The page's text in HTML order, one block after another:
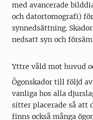
med avancerade
och datortomografi)
synnedsättning.
nedsatt syn och
Yttre våld mot huvud
Ögonskador till följd
vanliga hos alla
sitter placerade så att
finns också många